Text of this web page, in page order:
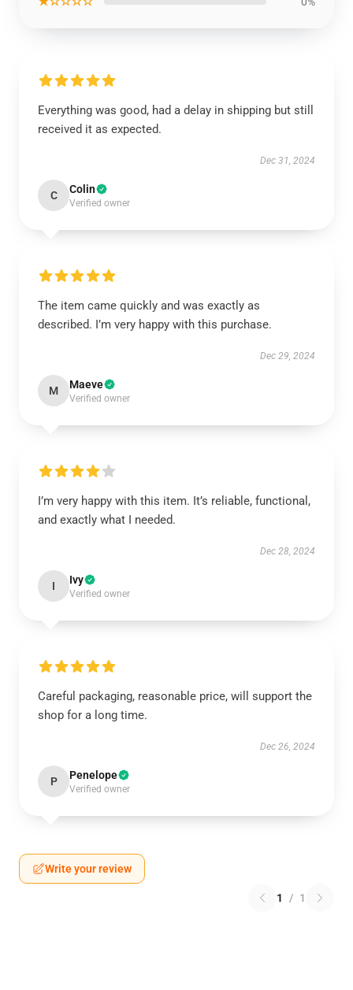
Everything was good, had a delay in shipping but still
received it as expected.
Dec 31, 2024
C Colin
Verified owner
The item came quickly and was exactly as
described. I’m very happy with this purchase.
Dec 29, 2024
M Maeve
Verified owner
I’m very happy with this item. It’s reliable, functional,
and exactly what I needed.
Dec 28, 2024
I Ivy
Verified owner
Careful packaging, reasonable price, will support the
shop for a long time.
Dec 26, 2024
P Penelope
Verified owner
Write your review
1 / 1